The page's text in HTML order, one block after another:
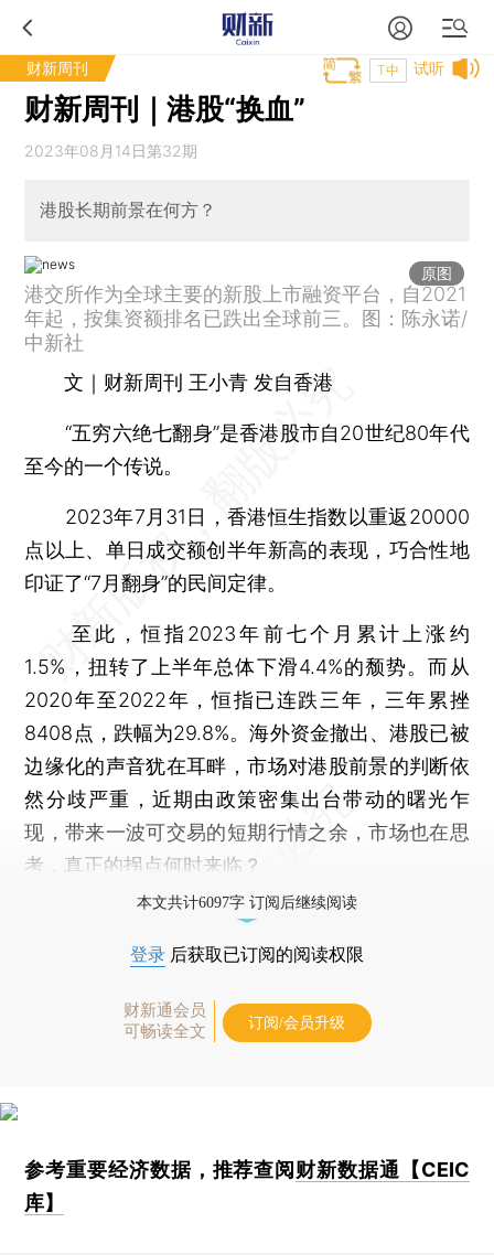
财新周刊 试听
T中
财新周刊｜港股“换血”
2023年08月14日第32期
港股长期前景在何方？
原图
港交所作为全球主要的新股上市融资平台，自2021
年起，按集资额排名已跌出全球前三。图：陈永诺/
中新社
文｜财新周刊 王小青 发自香港
“五穷六绝七翻身”是香港股市自20世纪80年代
至今的一个传说。
2023年7月31日，香港恒生指数以重返20000
点以上、单日成交额创半年新高的表现，巧合性地
印证了“7月翻身”的民间定律。
至此，恒指2023年前七个月累计上涨约
1.5%，扭转了上半年总体下滑4.4%的颓势。而从
2020年至2022年，恒指已连跌三年，三年累挫
8408点，跌幅为29.8%。海外资金撤出、港股已被
边缘化的声音犹在耳畔，市场对港股前景的判断依
然分歧严重，近期由政策密集出台带动的曙光乍
现，带来一波可交易的短期行情之余，市场也在思
考，真正的拐点何时来临？
本文共计6097字 订阅后继续阅读
登录 后获取已订阅的阅读权限
财新通会员
可畅读全文
订阅/会员升级
参考重要经济数据，推荐查阅 财新数据通【CEIC
库】